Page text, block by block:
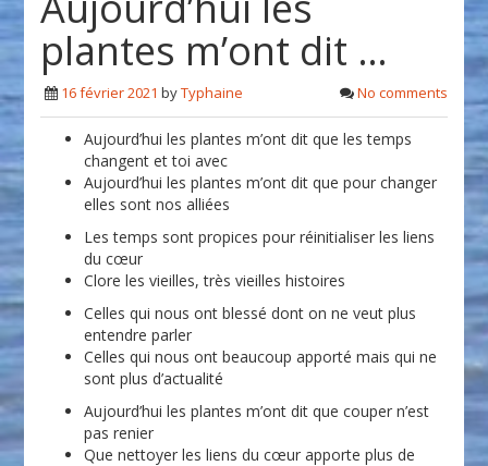
plantes m’ont dit …
16 février 2021 byTyphaine No comments
Aujourd’hui les plantes m’ont dit que les temps
changent et toi avec
Aujourd’hui les plantes m’ont dit que pour changer
elles sont nos alliées
Les temps sont propices pour réinitialiser les liens
du cœur
Clore les vieilles, très vieilles histoires
Celles qui nous ont blessé dont on ne veut plus
entendre parler
Celles qui nous ont beaucoup apporté mais qui ne
sont plus d’actualité
Aujourd’hui les plantes m’ont dit que couper n’est
pas renier
Que nettoyer les liens du cœur apporte plus de